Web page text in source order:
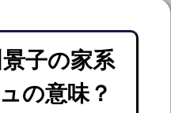
子の家系
の意味？